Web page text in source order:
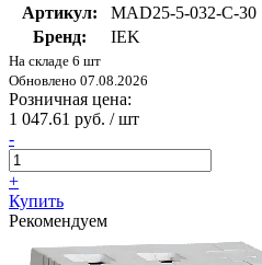
Артикул:
MAD25-5-032-C-30
Бренд:
IEK
На складе 6 шт
Обновлено 07.08.2026
Розничная цена:
1 047.61 руб. / шт
-
+
Купить
Рекомендуем